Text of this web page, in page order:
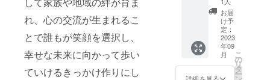
れ、心の交流が生まれるこ
とで誰もが笑顔を選択し、
幸せな未来に向かって歩い
ていけるきっかけ作りにし
ンセ
ラート
シ、内
観アド
バイ
ザーは
る
✼••┈┈••
につい
てはご
負担頂
きます
ので予
めご了
承下さ
こんな
方にお
すすめ
＞ 胎内
記憶に
ご興味
おあり
標に向
かって
進んで
いる方
も自分
の守護
神を知
ラート
で包み
込むと
おちゃ
んが 気
兼ねな
く本音
で ズバ
ベート
レッス
ン】
肉、
魚、
卵、牛
乳など
の動物
お届
け予
定：
2023
年09
月
こ
の
リ
タ
ー